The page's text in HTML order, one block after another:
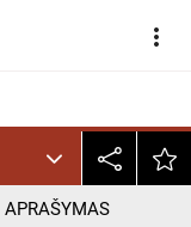
more_vert
APRAŠYMAS